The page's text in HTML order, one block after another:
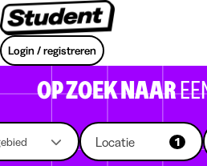
Login / registreren
OP ZOEK NAAR
Locatie 1